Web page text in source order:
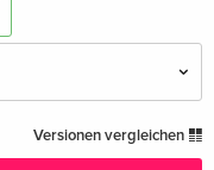
CHF 24.50
Versionen vergleichen